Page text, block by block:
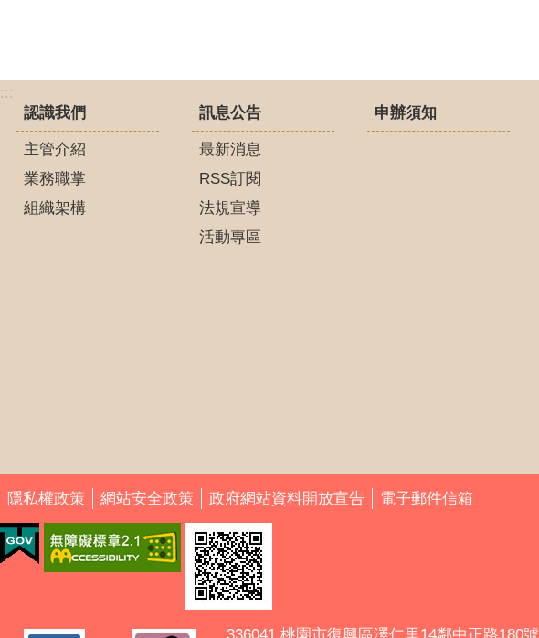
:::
認識我們
主管介紹
業務職掌
組織架構
訊息公告
最新消息
RSS訂閱
法規宣導
活動專區
申辦須知
隱私權政策 網站安全政策 政府網站資料開放宣告 電子郵件信箱